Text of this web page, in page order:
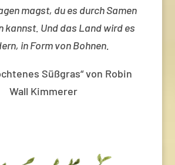
magst, du es durch Samen
kannst. Und das Land wird es
in Form von Bohnen.
Süßgras“ von Robin
Wall Kimmerer